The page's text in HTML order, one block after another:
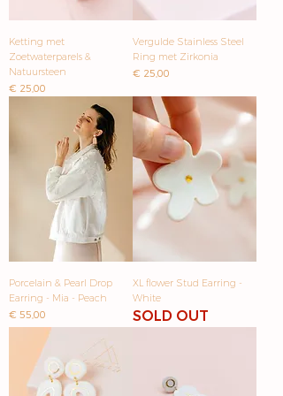
Ketting met
Zoetwaterparels &
Natuursteen
Prijs
€ 25,00
Vergulde Stainless Steel
Ring met Zirkonia
Prijs
€ 25,00
Porcelain & Pearl Drop
Earring - Mia - Peach
Prijs
€ 55,00
XL flower Stud Earring -
White
SOLD OUT